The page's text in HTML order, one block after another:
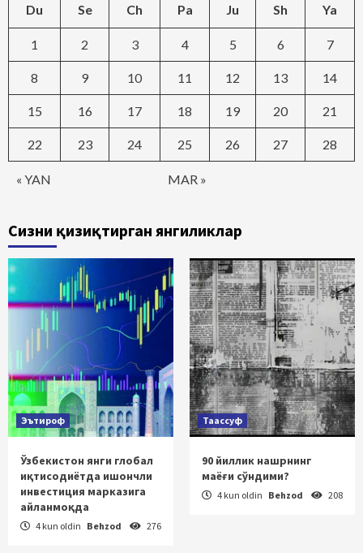
Du Se Ch Pa Ju Sh Ya
« YAN MAR »
1 2 3 4 5 6 7
8 9 10 11 12 13 14
15 16 17 18 19 20 21
22 23 24 25 26 27 28
Сизни қизиқтирган янгиликлар
Эътироф
Ўзбекистон янги глобал
иқтисодиётда ишончли
инвестиция марказига
айланмоқда
4 kun oldin Behzod 276
Таассуф
90 йиллик нашрнинг
маёғи сўндими?
4 kun oldin Behzod 208